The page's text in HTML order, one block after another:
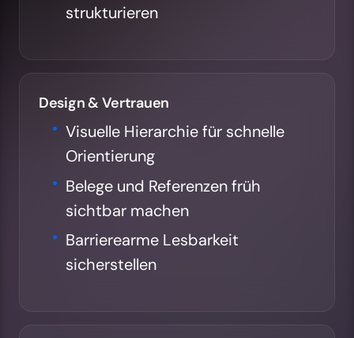
strukturieren
Design & Vertrauen
Visuelle Hierarchie für schnelle
Orientierung
Belege und Referenzen früh
sichtbar machen
Barrierearme Lesbarkeit
sicherstellen